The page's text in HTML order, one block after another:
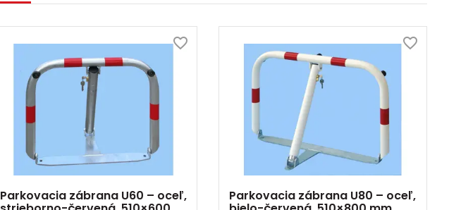
Parkovacia zábrana U60 – oceľ, Parkovacia zábrana U80 – oceľ,